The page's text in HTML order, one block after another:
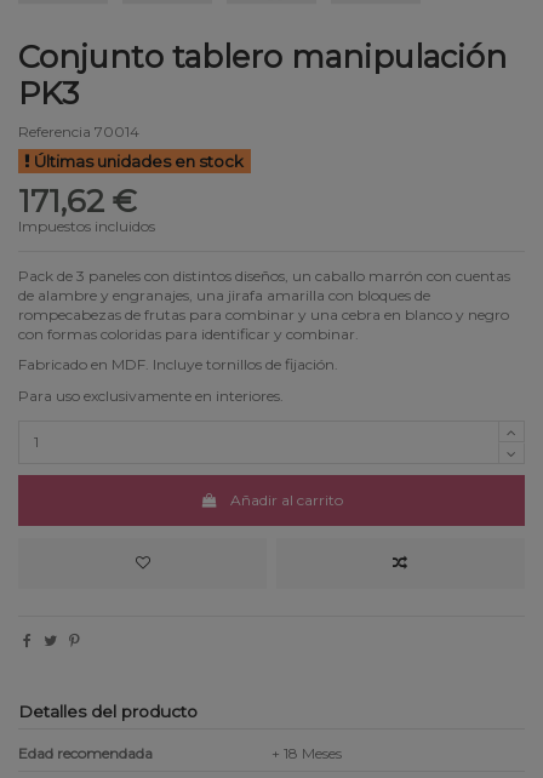
Conjunto tablero manipulación
PK3
Referencia 70014
Últimas unidades en stock
171,62 €
Impuestos incluidos
Pack de 3 paneles con distintos diseños, un caballo marrón con cuentas
de alambre y engranajes, una jirafa amarilla con bloques de
rompecabezas de frutas para combinar y una cebra en blanco y negro
con formas coloridas para identificar y combinar.
Fabricado en MDF. Incluye tornillos de fijación.
Para uso exclusivamente en interiores.
Añadir al carrito
Detalles del producto
Edad recomendada
+ 18 Meses